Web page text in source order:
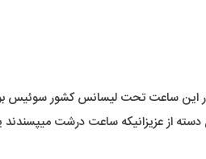
این ساعت تحت لیسانس کشور سوئیس
از عزیزانیکه ساعت درشت میپسندند